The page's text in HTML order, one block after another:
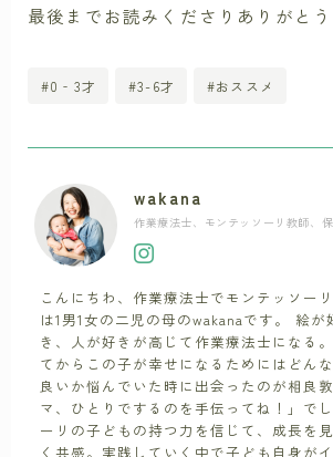
最後までお読みくださりありがと
#0‐3才 #3-6才 #おススメ
wakana
作業療法士、モンテッソーリ教師、
こんにちわ、作業療法士でモンテッソー
は1男1女の二児の母のwakanaです。 絵
き、人が好きが高じて作業療法士になる
てからこの子が幸せになるためにはどん
良いか悩んでいた時に出会ったのが相良
マ、ひとりでするのを手伝ってね！」で
ーリの子どもの持つ力を信じて、成長を
く共感。実践していく中で子ども自身が